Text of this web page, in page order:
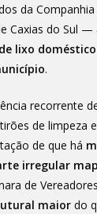
da Companhia
Caxias do Sul —
lixo
.
recorrente
de limpeza
de que há
irregular
de
maior do